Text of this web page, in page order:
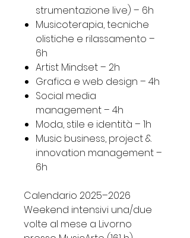
strumentazione live) – 6h
Musicoterapia, tecniche
olistiche e rilassamento –
6h
Artist Mindset – 2h
Grafica e web design – 4h
Social media
management – 4h
Moda, stile e identità – 1h
Music business, project &
innovation management –
6h
Calendario 2025–2026
Weekend intensivi una/due
volte al mese a Livorno